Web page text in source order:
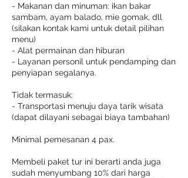
- Makanan dan minuman: ikan bakar
sambam, ayam balado, mie gomak, dll
(silakan kontak kami untuk detail pilihan
menu)
- Alat permainan dan hiburan
- Layanan personil untuk pendamping dan
penyiapan segalanya.
Tidak termasuk:
- Transportasi menuju daya tarik wisata
(dapat dilayani sebagai biaya tambahan)
Minimal pemesanan 4 pax.
Membeli paket tur ini berarti anda juga
sudah menyumbang 10% dari harga